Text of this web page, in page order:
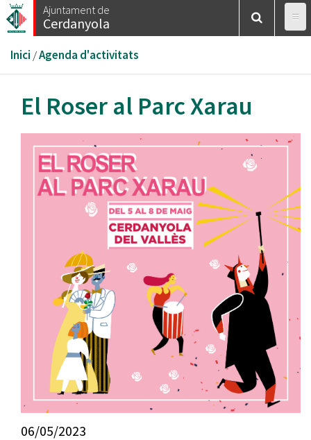
Vés
al
Ajuntament de
Cerdanyola
Esteu
aquí
Inici /Agenda d'activitats
El Roser al Parc Xarau
06/05/2023